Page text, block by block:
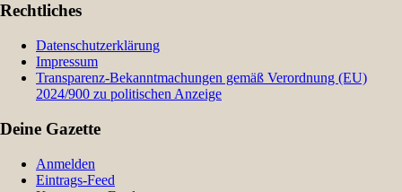
Rechtliches
Datenschutzerklärung
Impressum
Transparenz-Bekanntmachungen gemäß Verordnung (EU)
2024/900 zu politischen Anzeige
Deine Gazette
Anmelden
Eintrags-Feed